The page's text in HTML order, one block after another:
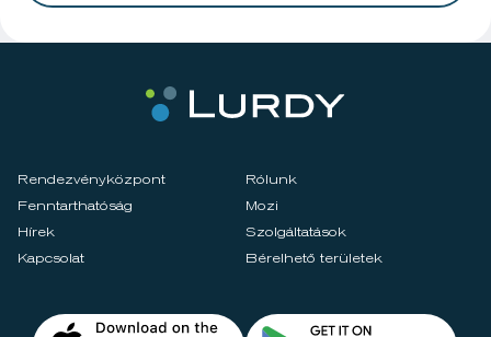
Rendezvényközpont
Rólunk
Fenntarthatóság
Mozi
Hírek
Szolgáltatások
Kapcsolat
Bérelhető területek